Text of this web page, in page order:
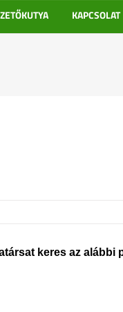
KAPCSOLAT
keres az alábbi